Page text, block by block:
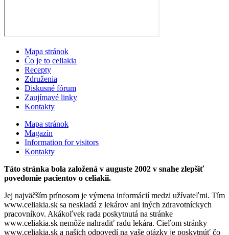
Mapa stránok
Čo je to celiakia
Recepty
Združenia
Diskusné fórum
Zaujímavé linky
Kontakty
Mapa stránok
Magazín
Information for visitors
Kontakty
Táto stránka bola založená v auguste 2002 v snahe zlepšiť
povedomie pacientov o celiakii.
Jej najväčším prínosom je výmena informácií medzi užívateľmi. Tím
www.celiakia.sk sa neskladá z lekárov ani iných zdravotníckych
pracovníkov. Akákoľvek rada poskytnutá na stránke
www.celiakia.sk nemôže nahradiť radu lekára. Cieľom stránky
www.celiakia.sk a našich odpovedí na vaše otázky je poskytnúť čo